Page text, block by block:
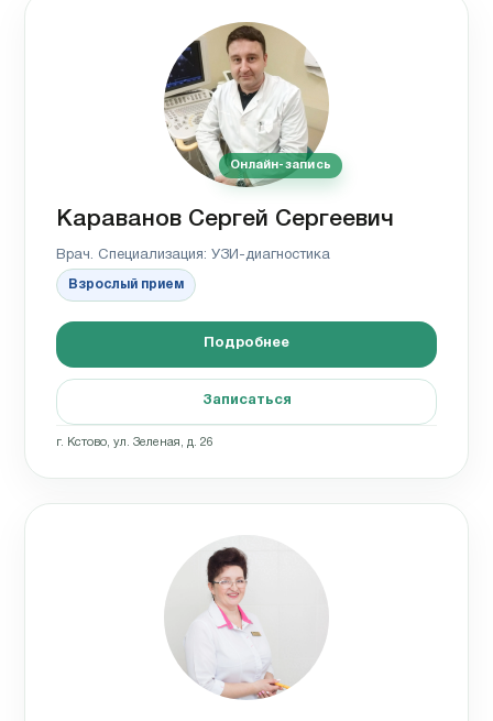
Онлайн-запись
Караванов Сергей Сергеевич
Врач. Специализация: УЗИ-диагностика
Взрослый прием
Подробнее
Записаться
г. Кстово, ул. Зеленая, д. 26